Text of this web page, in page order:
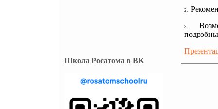
Школа Росатома в ВК
2.
3.